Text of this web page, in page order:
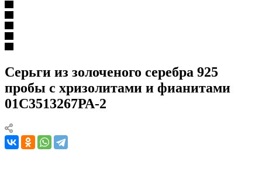
Серьги из золоченого серебра 925
пробы с хризолитами и фианитами
01С3513267РА-2